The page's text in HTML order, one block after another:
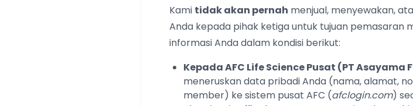
Kami tidak akan pernah menjual, menyewakan,
Anda kepada pihak ketiga untuk tujuan pemasaran
informasi Anda dalam kondisi berikut:
Kepada AFC Life Science Pusat (PT
meneruskan data pribadi Anda (nama, alamat,
member) ke sistem pusat AFC (afclogin.com)